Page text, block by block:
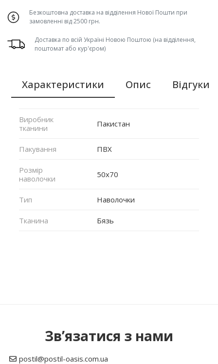
Безкоштовна доставка на відділення Нової Пошти при
замовленні від 2500 грн.
Доставка по всій Україні Новою Поштою (на відділення,
поштомат або кур'єром)
Характеристики Опис Відгуки
Виробник
тканини
Пакистан
Пакування ПВХ
Розмір
наволочки
50x70
Тип Наволочки
Тканина Бязь
РейтингЗв’язатися з нами
postil@postil-oasis.com.ua